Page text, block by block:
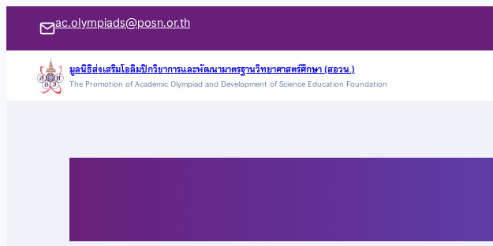
เนื้อหา
ac.olympiads@posn.or.th
มูลนิธิส่งเสริมโอลิมปิกวิชาการและพัฒนามาตรฐานวิทยาศาสตร์ศึกษา (สอวน.)
The Promotion of Academic Olympiad and Development of Science Education Foundation